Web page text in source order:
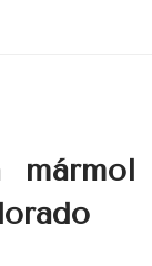
mármol